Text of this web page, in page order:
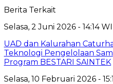
Berita Terkait
Selasa, 2 Juni 2026 - 14:14
UAD dan Kalurahan
Teknologi Pengelolaan
Program BESTARI SAINTEK
Selasa, 10 Februari 2026 -